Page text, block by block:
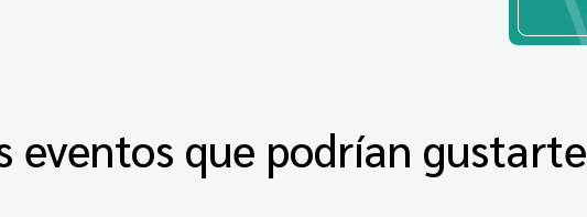
eventos que podrían gustarte